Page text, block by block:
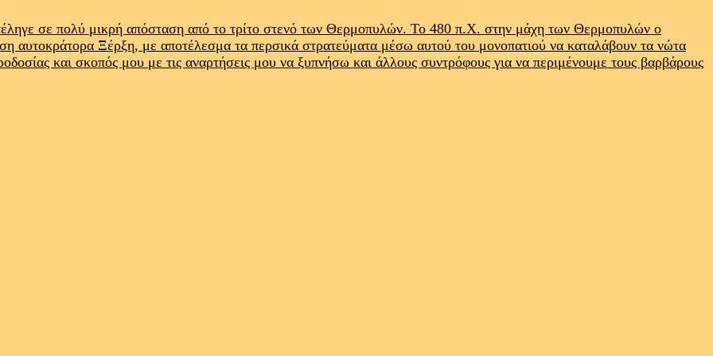
σε πολύ μικρή απόσταση από το τρίτο στενό των Θερμοπυλών. Το 480 π.Χ. στην μάχη των Θερμοπυλών ο
αυτοκράτορα Ξέρξη, με αποτέλεσμα τα περσικά στρατεύματα μέσω αυτού του μονοπατιού να καταλάβουν τα νώτα
και σκοπός μου με τις αναρτήσεις μου να ξυπνήσω και άλλους συντρόφους για να περιμένουμε τους βαρβάρους